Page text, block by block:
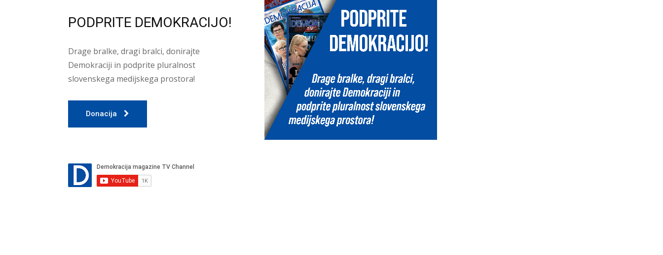
PODPRITE DEMOKRACIJO!
Drage bralke, dragi bralci, donirajte
Demokraciji in podprite pluralnost
slovenskega medijskega prostora!
Donacija